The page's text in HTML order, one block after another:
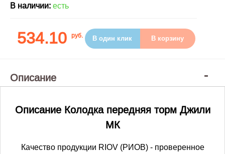
В наличии: есть
534.10 руб. В один клик В корзину
Описание
Описание Колодка передняя торм Джили
МК
Качество продукции RIOV (РИОВ) - проверенное